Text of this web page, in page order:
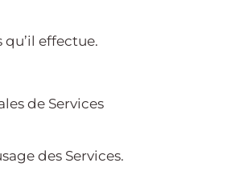
effectue.
de Services
des Services.